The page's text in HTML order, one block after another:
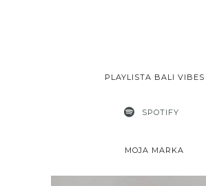
PLAYLISTA BALI VIBES
SPOTIFY
MOJA MARKA